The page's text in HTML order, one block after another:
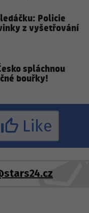
Policie
z vyšetřování
spláchnou
bouřky!
Like